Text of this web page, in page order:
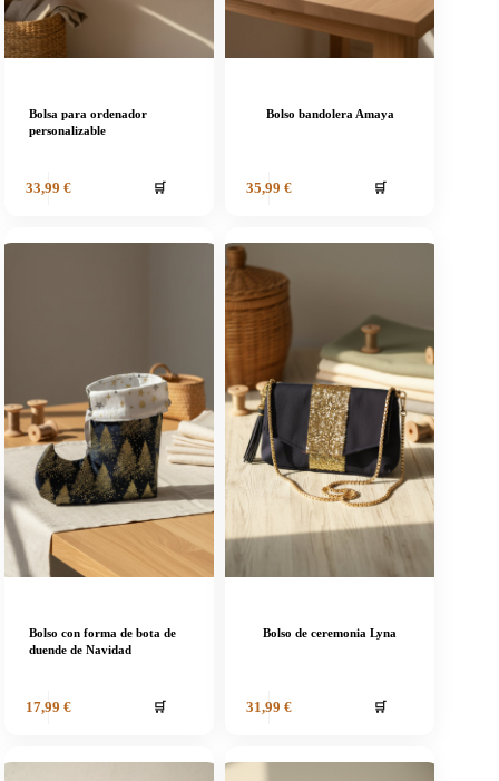
Bolsa para ordenador
personalizable
33,99 € 🛒
Bolso bandolera Amaya
35,99 € 🛒
Bolso con forma de bota de
duende de Navidad
17,99 € 🛒
Bolso de ceremonia Lyna
31,99 € 🛒